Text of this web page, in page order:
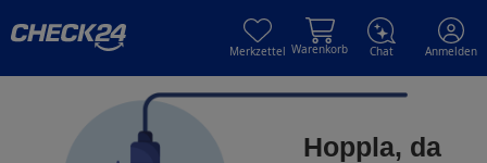
Merkzettel Warenkorb Chat Anmelden
Hoppla, da